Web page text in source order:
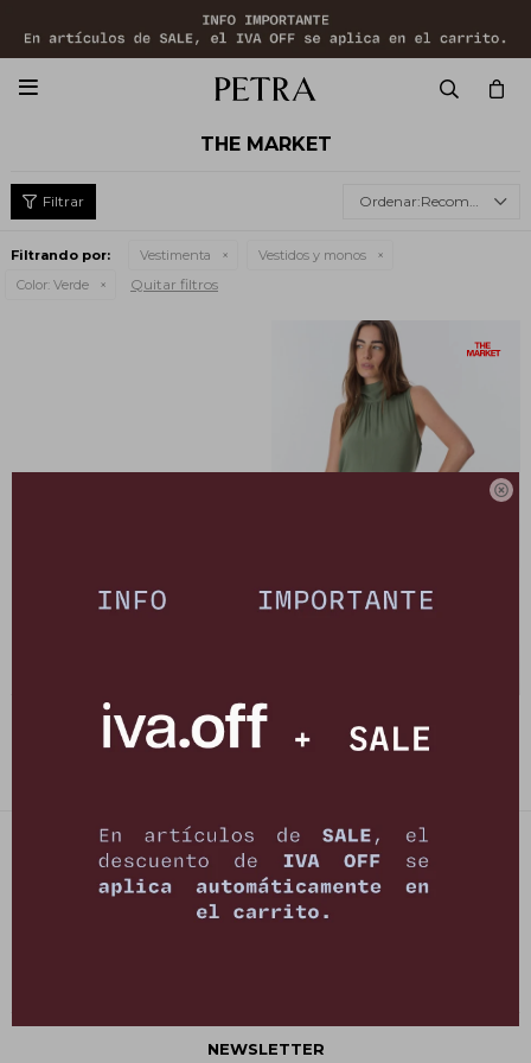


THE MARKET
Recomendados
Filtrando por: Vestimenta
Vestidos y monos
Color: Verde Quitar filtros
Vestido Land - Verde Militar
3.490 $ 5.890 3.490 $ 6.990
PETRA STORE
27141061 - 099 747 832
21 de setiembre 2895, Montevideo
NEWSLETTER